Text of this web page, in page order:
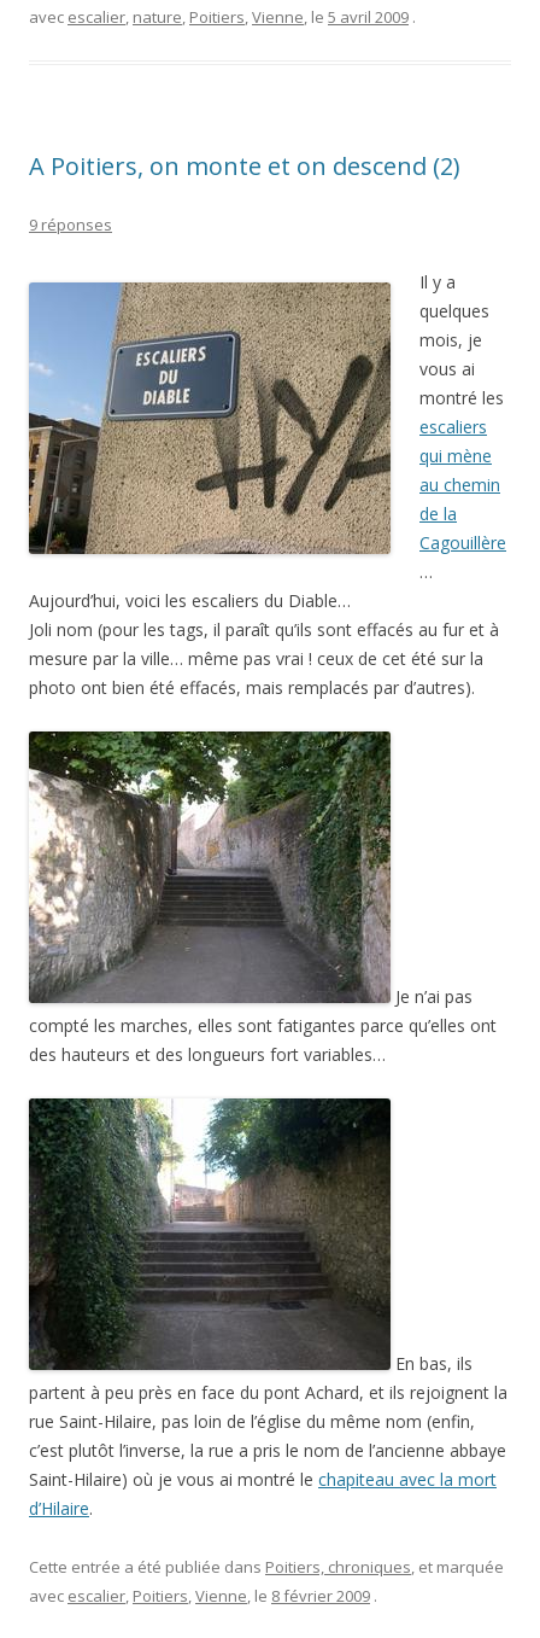
avec escalier, nature, Poitiers,Vienne, le 5 avril 2009 .
A Poitiers, on monte et on descend (2)
9 réponses
Il y a
quelques
mois, je
vous ai
montré les
escaliers
qui mène
au chemin
de la
Cagouillère
…
Aujourd’hui, voici les escaliers du Diable…
Joli nom (pour les tags, il paraît qu’ils sont effacés au fur et à
mesure par la ville… même pas vrai ! ceux de cet été sur la
photo ont bien été effacés, mais remplacés par d’autres).
Je n’ai pas
compté les marches, elles sont fatigantes parce qu’elles ont
des hauteurs et des longueurs fort variables…
En bas, ils
partent à peu près en face du pont Achard, et ils rejoignent la
rue Saint-Hilaire, pas loin de l’église du même nom (enfin,
c’est plutôt l’inverse, la rue a pris le nom de l’ancienne abbaye
Saint-Hilaire) où je vous ai montré le chapiteau avec la mort
d’Hilaire.
Cette entrée a été publiée dans Poitiers, chroniques, et marquée
avec escalier, Poitiers,Vienne, le 8 février 2009 .